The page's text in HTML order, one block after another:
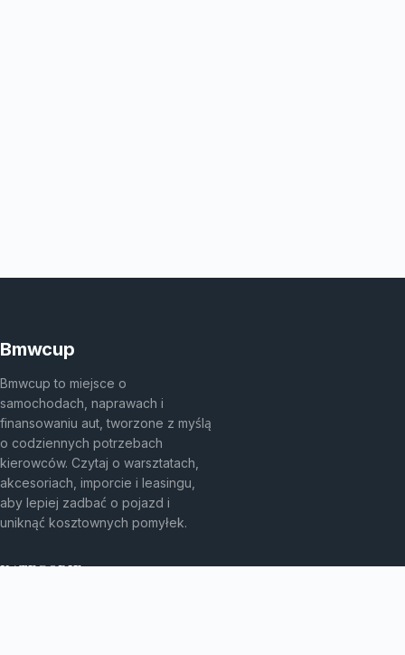
Bmwcup
Bmwcup to miejsce o
samochodach, naprawach i
finansowaniu aut, tworzone z myślą
o codziennych potrzebach
kierowców. Czytaj o warsztatach,
akcesoriach, imporcie i leasingu,
aby lepiej zadbać o pojazd i
uniknąć kosztownych pomyłek.
KATEGORIE